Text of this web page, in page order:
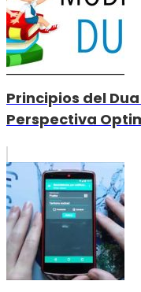
Principios del
Perspectiva